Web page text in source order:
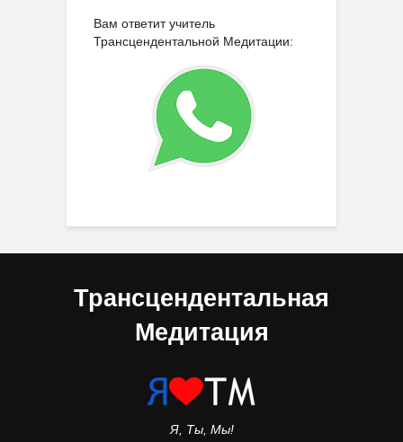
Вам ответит учитель
Трансцендентальной Медитации:
Трансцендентальная
Медитация
Я, Ты, Мы!